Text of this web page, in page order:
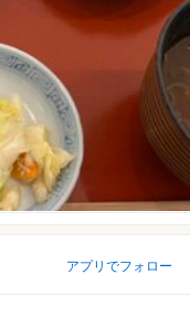
アプリでフォロー